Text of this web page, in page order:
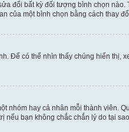
đổi bất kỳ đối tượng bình chọn
của một bình chọn bằng cách thay
Để có thể nhìn thấy chúng hiển
nhóm hay cá nhân mỗi thành
bạn không chắc chắn lý do tại